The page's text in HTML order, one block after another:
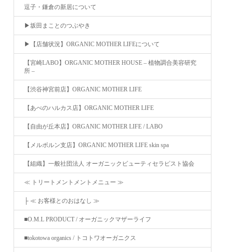
逗子・鎌倉の新居について
▶︎坂田まことのつぶやき
▶︎【店舗状況】ORGANIC MOTHER LIFEについて
【宮崎LABO】ORGANIC MOTHER HOUSE – 植物調合美容研究
所 –
【渋谷神宮前店】ORGANIC MOTHER LIFE
【あべのハルカス店】ORGANIC MOTHER LIFE
【自由が丘本店】ORGANIC MOTHER LIFE / LABO
【メルボルン支店】ORGANIC MOTHER LIFE skin spa
【組織】一般社団法人 オーガニックビューティセラピスト協会
≪ トリートメントメントメニュー ≫
├ ≪ お客様とのおはなし ≫
■O.M.L PRODUCT / オーガニックマザーライフ
■tokotowa organics / トコトワオーガニクス